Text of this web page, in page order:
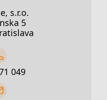
s.r.o.
5
049